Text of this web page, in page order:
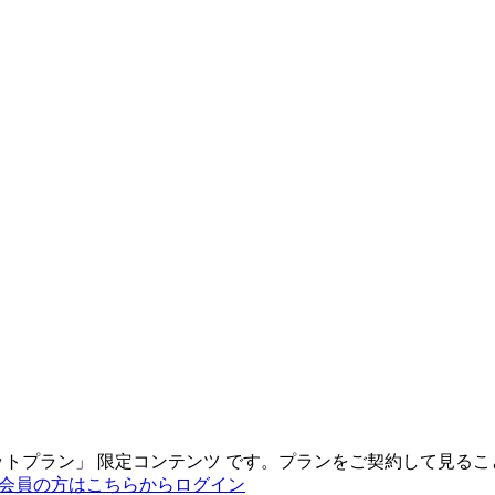
プラン 」 限定コンテンツ です。プランをご契約して見る
員の方はこちらからログイン